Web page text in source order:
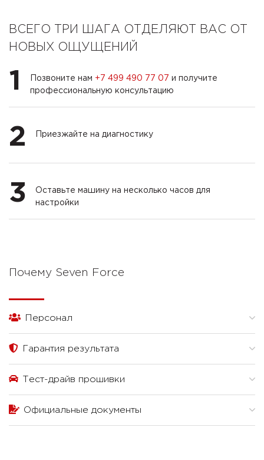
ВСЕГО ТРИ ШАГА ОТДЕЛЯЮТ ВАС ОТ
НОВЫХ ОЩУЩЕНИЙ
1 Позвоните нам +7 499 490 77 07 и получите
профессиональную консультацию
2 Приезжайте на диагностику
3
Оставьте машину на несколько часов для
настройки
Почему Seven Force
Персонал
Гарантия результата
Тест-драйв прошивки
Официальные документы